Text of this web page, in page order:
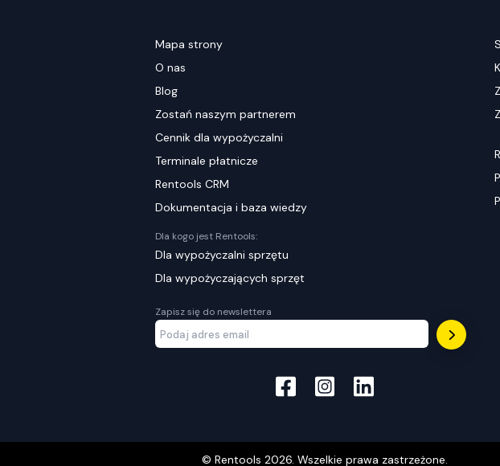
Mapa strony
O nas
Blog
Zostań naszym partnerem
Cennik dla wypożyczalni
Terminale płatnicze
Rentools CRM
Dokumentacja i baza wiedzy
Dla kogo jest Rentools:
Dla wypożyczalni sprzętu
Dla wypożyczających sprzęt
Zapisz się do newslettera
© Rentools 2026 . Wszelkie prawa zastrzeżone.